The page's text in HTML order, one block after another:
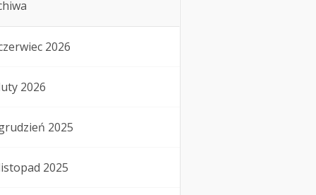
2026
2026
2025
2025